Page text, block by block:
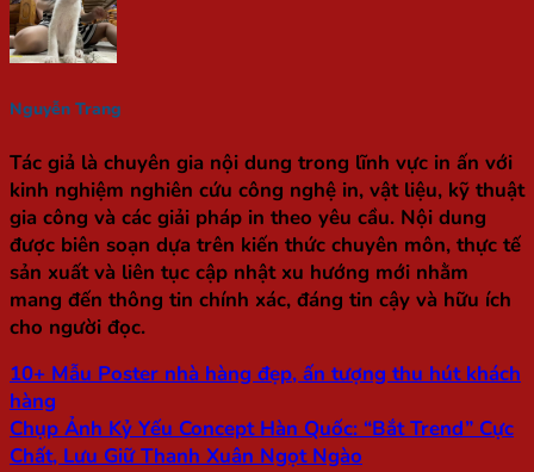
Nguyễn Trang
Tác giả là chuyên gia nội dung trong lĩnh vực in ấn với
kinh nghiệm nghiên cứu công nghệ in, vật liệu, kỹ thuật
gia công và các giải pháp in theo yêu cầu. Nội dung
được biên soạn dựa trên kiến thức chuyên môn, thực tế
sản xuất và liên tục cập nhật xu hướng mới nhằm
mang đến thông tin chính xác, đáng tin cậy và hữu ích
cho người đọc.
10+ Mẫu Poster nhà hàng đẹp, ấn tượng thu hút khách
hàng
Chụp Ảnh Kỷ Yếu Concept Hàn Quốc: “Bắt Trend” Cực
Chất, Lưu Giữ Thanh Xuân Ngọt Ngào